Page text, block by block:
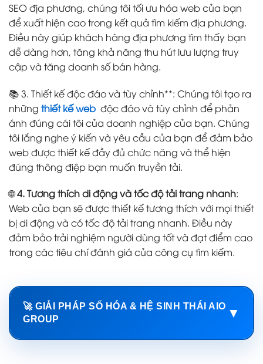
SEO địa phương, chúng tôi tối ưu hóa web của bạn
để xuất hiện cao trong kết quả tìm kiếm địa phương.
Điều này giúp khách hàng địa phương tìm thấy bạn
dễ dàng hơn, tăng khả năng thu hút lưu lượng truy
cập và tăng doanh số bán hàng.
📚 3. Thiết kế độc đáo và tùy chỉnh**: Chúng tôi tạo ra
những thiết kế web độc đáo và tùy chỉnh để phản
ánh đúng cái tôi của doanh nghiệp của bạn. Chúng
tôi lắng nghe ý kiến và yêu cầu của bạn để đảm bảo
web được thiết kế đầy đủ chức năng và thể hiện
đúng thông điệp bạn muốn truyền tải.
🌐4. Tương thích di động và tốc độ tải trang nhanh:
Web của bạn sẽ được thiết kế tương thích với mọi thiết
bị di động và có tốc độ tải trang nhanh. Điều này
đảm bảo trải nghiệm người dùng tốt và đạt điểm cao
trong các tiêu chí đánh giá của công cụ tìm kiếm.
🚀 GIẢI PHÁP SỐ HÓA & HỆ SINH THÁI AIO
GROUP
▼